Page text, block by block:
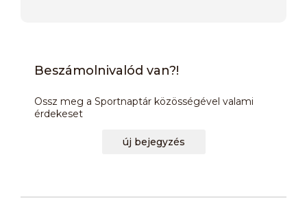
Beszámolnivalód van?!
Ossz meg a Sportnaptár közösségével valami
érdekeset
új bejegyzés